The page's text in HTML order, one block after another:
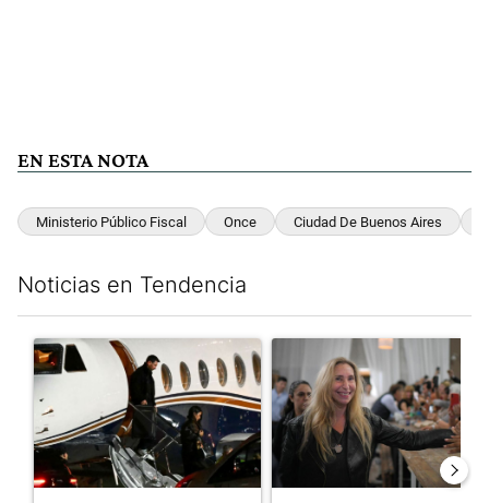
EN ESTA NOTA
Ministerio Público Fiscal Once Ciudad De Buenos Aires
Noticias en Tendencia
Un artículo de tendencia con el título "Lionel Messi llegó a
Un artículo de tendencia